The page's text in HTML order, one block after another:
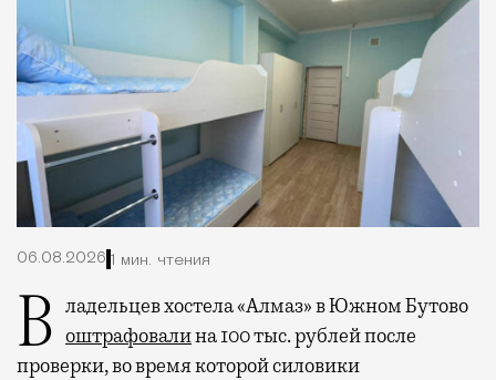
06.08.2026 1 мин. чтения
Владельцев хостела «Алмаз» в Южном Бутово
оштрафовалина 100 тыс. рублей после
проверки, во время которой силовики